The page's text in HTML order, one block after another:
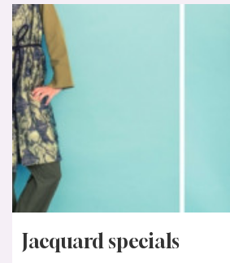
Jacquard specials